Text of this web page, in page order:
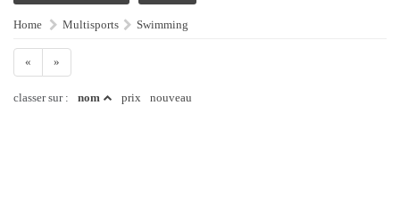
Home Multisports Swimming
« »
classer sur : nom prix nouveau